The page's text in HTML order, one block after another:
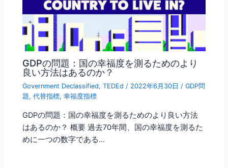
GDPの問題：国の幸福度を測るためのより
良い方法はあるのか？
Government Declassified,TEDEd / 2022年6月30日/GDP問
題,代替指標,幸福度指標
GDPの問題：国の幸福度を測るためのより良い方法
はあるのか？ 概要 過去70年間、国の幸福度を測るた
めに一つの数字である…